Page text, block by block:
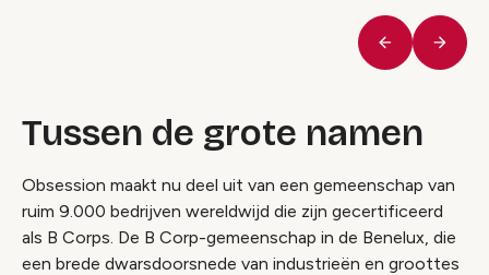
Vorige
Tussen de grote namen
Obsession maakt nu deel uit van een gemeenschap van
ruim 9.000 bedrijven wereldwijd die zijn gecertificeerd
als B Corps. De B Corp-gemeenschap in de Benelux, die
een brede dwarsdoorsnede van industrieën en groottes